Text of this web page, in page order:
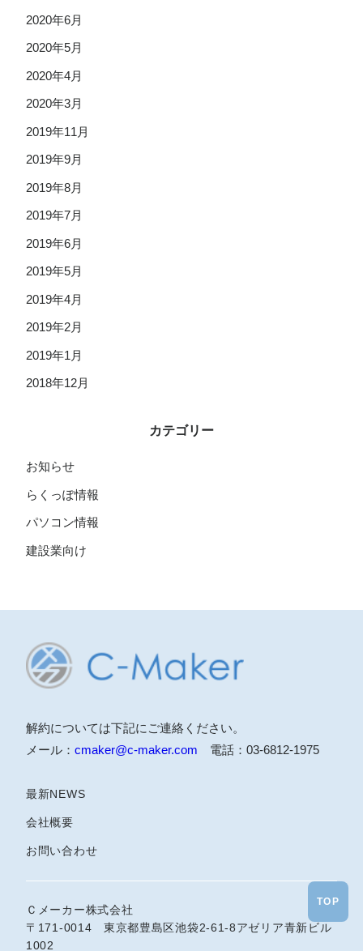
2020年6月
2020年5月
2020年4月
2020年3月
2019年11月
2019年9月
2019年8月
2019年7月
2019年6月
2019年5月
2019年4月
2019年2月
2019年1月
2018年12月
カテゴリー
お知らせ
らくっぽ情報
パソコン情報
建設業向け
TOP
解約については下記にご連絡ください。
メール： cmaker@c-maker.com 電話：03-6812-1975
最新NEWS
会社概要
お問い合わせ
Ｃメーカー株式会社
〒171-0014 東京都豊島区池袋2-61-8アゼリア青新ビル
1002